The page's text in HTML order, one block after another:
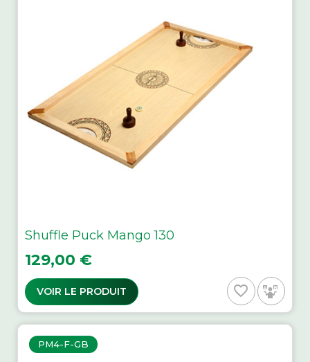
Shuffle Puck Mango 130
Prix
129,00 €
VOIR LE PRODUIT favorite_border
PM4-F-GB